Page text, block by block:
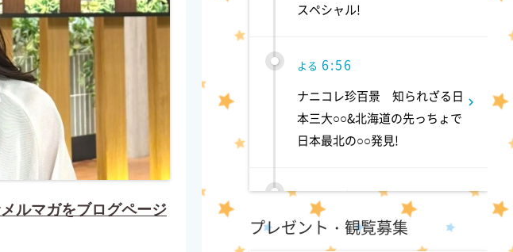
ルマガをブログページ
スペシャル!
よる 6:56
ナニコレ珍百景 知られざる日
本三大○○&北海道の先っちょで
日本最北の○○発見!
よる 7:50
食ノ音色
プレゼント・観覧募集